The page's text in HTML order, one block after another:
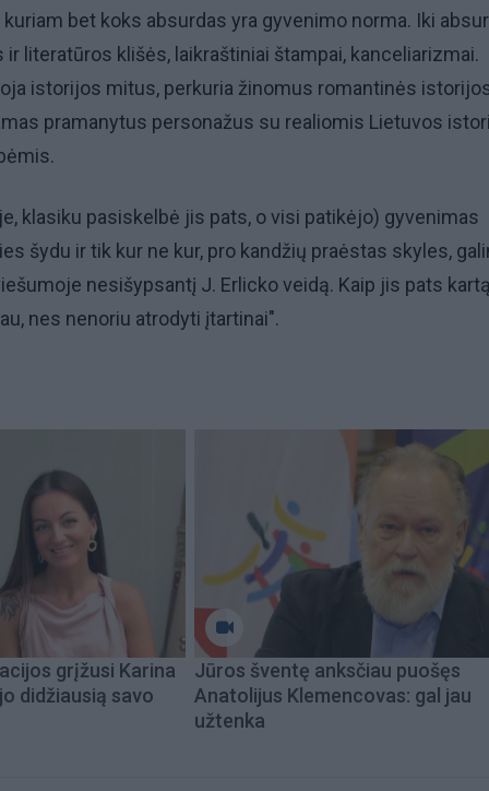
bet koks absurdas yra gyvenimo norma. Iki
literatūros klišės, laikraštiniai štampai, kanceliarizmai.
istorijos mitus, perkuria žinomus romantinės
pramanytus personažus su realiomis Lietuvos
klasiku pasiskelbė jis pats, o visi patikėjo) gyvenimas
šydu ir tik kur ne kur, pro kandžių praėstas skyles,
nesišypsantį J. Erlicko veidą. Kaip jis pats
nes nenoriu atrodyti įtartinai".
grįžusi Karina
didžiausią savo
Jūros šventę anksčiau puošęs
Anatolijus Klemencovas: gal jau
užtenka